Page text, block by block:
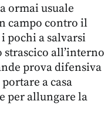
ormai usuale
campo contro il
pochi a salvarsi
all’interno
prova difensiva
a casa
per allungare la